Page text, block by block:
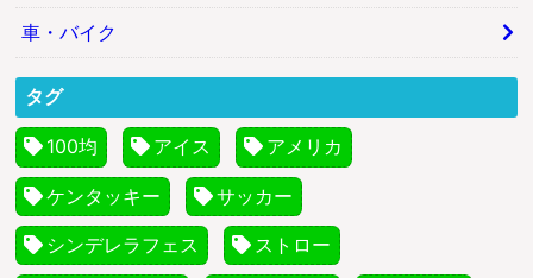
車・バイク
タグ
100均 アイス アメリカ
ケンタッキー サッカー
シンデレラフェス ストロー